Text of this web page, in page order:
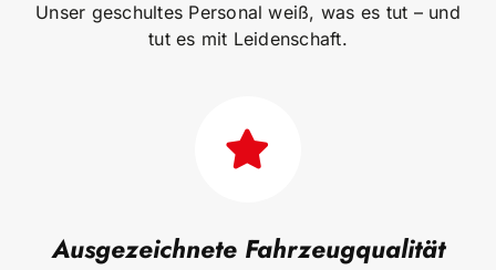
Unser geschultes Personal weiß, was es tut – und
tut es mit Leidenschaft.
Ausgezeichnete Fahrzeugqualität